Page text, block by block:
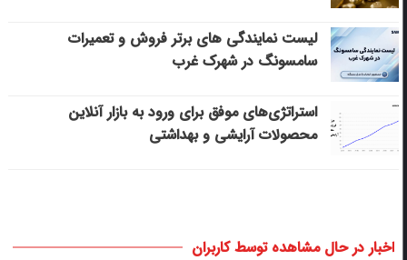
لیست نمایندگی های برتر فروش و تعمیرات
سامسونگ در شهرک غرب
استراتژی‌های موفق برای ورود به بازار آنلاین
محصولات آرایشی و بهداشتی
اخبار در حال مشاهده توسط کاربران